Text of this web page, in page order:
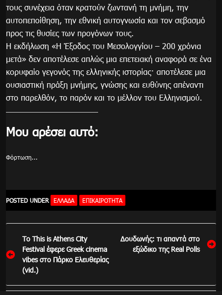
τους συνέχεια όταν κρατούν ζωντανή τη μνήμη, την
αυτοπεποίθηση, την εθνική αυτογνωσία και τον σεβασμό
προς τις θυσίες των προγόνων τους.
Η εκδήλωση «Η Έξοδος του Μεσολογγίου – 200 χρόνια
μετά» δεν αποτέλεσε απλώς μια επετειακή αναφορά σε ένα
κορυφαίο γεγονός της ελληνικής ιστορίας· αποτέλεσε μια
ουσιαστική πράξη μνήμης, γνώσης και ευθύνης απέναντι
στο παρελθόν, το παρόν και το μέλλον του Ελληνισμού.
Μου αρέσει αυτό:
Φόρτωση...
POSTED UNDER ΕΛΛΆΔΑ ΕΠΙΚΑΙΡΌΤΗΤΑ
Πλοήγηση
άρθρων
Το This is Athens City
Festival έφερε Greek cinema
vibes στο Πάρκο Ελευθερίας
(vid.)
Δουδωνής: τι απαντά στο
εξώδικο της Real Polls